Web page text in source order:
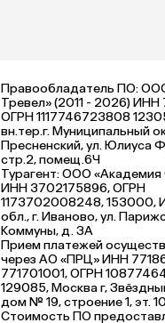
Правообладатель ПО:
Тревел» (2011 - 2026)
ОГРН 1117746723808
вн.тер.г. Муниципальный
Пресненский, ул. Юлиуса
стр.2, помещ.6Ч
Турагент: ООО «Академия
ИНН 3702175896, ОГРН
1173702008248, 153000,
обл., г. Иваново, ул.
Коммуны, д. ЗА
Прием платежей
через АО «ПРЦ» ИНН
771701001, ОГРН
129085, Москва г,
дом № 19, строение 1, эт.
Стоимость ПО